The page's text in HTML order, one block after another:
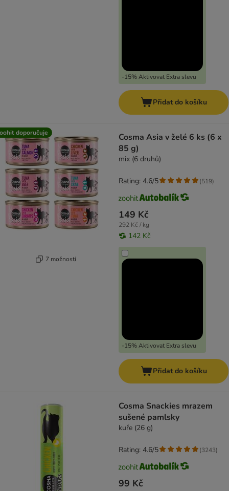
-15% Aktivovat Extra slevu
Přidat do košíku
doporučuje
7 možností
Cosma Asia v želé 6 ks (6 x
85 g)
mix (6 druhů)
149 Kč
292 Kč / kg
142 Kč
-15% Aktivovat Extra slevu
Rating: 4.6/5 (519)
Přidat do košíku
Cosma Snackies mrazem
sušené pamlsky
kuře (26 g)
99 Kč
Rating: 4.6/5 (3243)